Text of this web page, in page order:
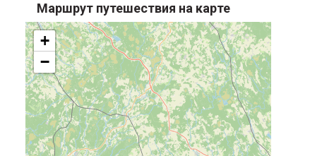
Маршрут путешествия на карте
+
−